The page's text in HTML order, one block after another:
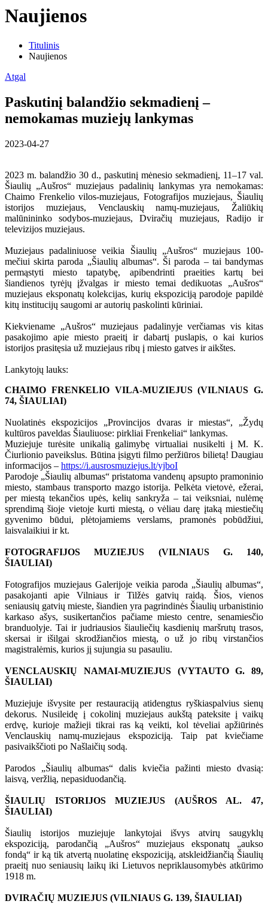
Naujienos
Titulinis
Naujienos
Atgal
Paskutinį balandžio sekmadienį –
nemokamas muziejų lankymas
2023-04-27
2023 m. balandžio 30 d., paskutinį mėnesio sekmadienį, 11–17 val.
Šiaulių „Aušros“ muziejaus padalinių lankymas yra nemokamas:
Chaimo Frenkelio vilos-muziejaus, Fotografijos muziejaus, Šiaulių
istorijos muziejaus, Venclauskių namų-muziejaus, Žaliūkių
malūnininko sodybos-muziejaus, Dviračių muziejaus, Radijo ir
televizijos muziejaus.
Muziejaus padaliniuose veikia Šiaulių „Aušros“ muziejaus 100-
mečiui skirta paroda „Šiaulių albumas“. Ši paroda – tai bandymas
permąstyti miesto tapatybę, apibendrinti praeities kartų bei
šiandienos tyrėjų įžvalgas ir miesto temai dedikuotas „Aušros“
muziejaus eksponatų kolekcijas, kurių ekspoziciją parodoje papildė
kitų institucijų saugomi ar autorių paskolinti kūriniai.
Kiekviename „Aušros“ muziejaus padalinyje verčiamas vis kitas
pasakojimo apie miesto praeitį ir dabartį puslapis, o kai kurios
istorijos prasitęsia už muziejaus ribų į miesto gatves ir aikštes.
Lankytojų lauks:
CHAIMO FRENKELIO VILA-MUZIEJUS (VILNIAUS G.
74, ŠIAULIAI)
Nuolatinės ekspozicijos „Provincijos dvaras ir miestas“, „Žydų
kultūros paveldas Šiauliuose: pirkliai Frenkeliai“ lankymas.
Muziejuje turėsite unikalią galimybę virtualiai nusikelti į M. K.
Čiurlionio paveikslus. Būtina įsigyti filmo peržiūros bilietą! Daugiau
informacijos – https://i.ausrosmuziejus.lt/yjboI
Parodoje „Šiaulių albumas“ pristatoma vandenų apsupto pramoninio
miesto, stambaus transporto mazgo istorija. Pelkėta vietovė, ežerai,
per miestą tekančios upės, kelių sankryža – tai veiksniai, nulėmę
sprendimą šioje vietoje kurti miestą, o vėliau darę įtaką miestiečių
gyvenimo būdui, plėtojamiems verslams, pramonės pobūdžiui,
laisvalaikiui ir kt.
FOTOGRAFIJOS MUZIEJUS (VILNIAUS G. 140,
ŠIAULIAI)
Fotografijos muziejaus Galerijoje veikia paroda „Šiaulių albumas“,
pasakojanti apie Vilniaus ir Tilžės gatvių raidą. Šios, vienos
seniausių gatvių mieste, šiandien yra pagrindinės Šiaulių urbanistinio
karkaso ašys, susikertančios pačiame miesto centre, senamiesčio
branduolyje. Tai ir judriausios šiauliečių kasdienių maršrutų trasos,
skersai ir išilgai skrodžiančios miestą, o už jo ribų virstančios
magistralėmis, kurios jį sujungia su pasauliu.
VENCLAUSKIŲ NAMAI-MUZIEJUS (VYTAUTO G. 89,
ŠIAULIAI)
Muziejuje išvysite per restauraciją atidengtus ryškiaspalvius sienų
dekorus. Nusileidę į cokolinį muziejaus aukštą pateksite į vaikų
erdvę, kurioje mažieji tikrai ras ką veikti, kol tėveliai apžiūrinės
Venclauskių namų-muziejaus ekspoziciją. Taip pat kviečiame
pasivaikščioti po Našlaičių sodą.
Parodos „Šiaulių albumas“ dalis kviečia pažinti miesto dvasią:
laisvą, veržlią, nepasiduodančią.
ŠIAULIŲ ISTORIJOS MUZIEJUS (AUŠROS AL. 47,
ŠIAULIAI)
Šiaulių istorijos muziejuje lankytojai išvys atvirų saugyklų
ekspoziciją, parodančią „Aušros“ muziejaus eksponatų „aukso
fondą“ ir ką tik atvertą nuolatinę ekspoziciją, atskleidžiančią Šiaulių
praeitį nuo seniausių laikų iki Lietuvos nepriklausomybės atkūrimo
1918 m.
DVIRAČIŲ MUZIEJUS (VILNIAUS G. 139, ŠIAULIAI)